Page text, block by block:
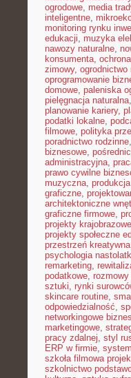
ogrodowe, media
inteligentne,
monitoring rynku
edukacji, muzyka
nawozy naturalne,
konsumenta,
zimowy, ogrodnictwo
oprogramowanie
domowe, paleniska
pielęgnacja naturalna,
planowanie kariery,
podatki lokalne,
filmowe, polityka
poradnictwo rodzinne,
biznesowe,
administracyjna,
prawo cywilne
muzyczna,
graficzne,
architektoniczne
graficzne firmowe,
projekty
projekty społeczne
przestrzeń kreatywna
psychologia
remarketing,
podatkowe,
sztuki, rynki
skincare routine,
odpowiedzialność,
networkingowe
marketingowe,
pracy zdalnej, styl
ERP w firmie,
szkoła filmowa
szkolnictwo